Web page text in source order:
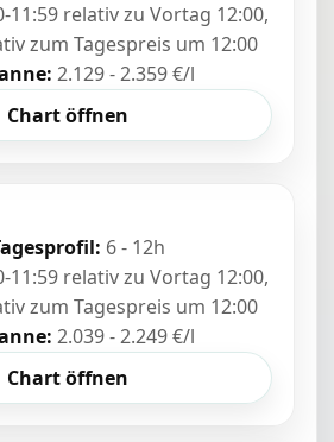
11:59 relativ zu Vortag 12:00,
zum Tagespreis um 12:00
2.129 - 2.359 €/l
Chart öffnen
6 - 12h
11:59 relativ zu Vortag 12:00,
zum Tagespreis um 12:00
2.039 - 2.249 €/l
Chart öffnen